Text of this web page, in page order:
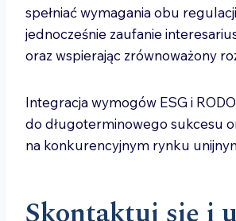
spełniać wymagania obu
jednocześnie zaufanie
oraz wspierając zrównoważony
Integracja wymogów ESG i
do długoterminowego sukcesu
na konkurencyjnym rynku